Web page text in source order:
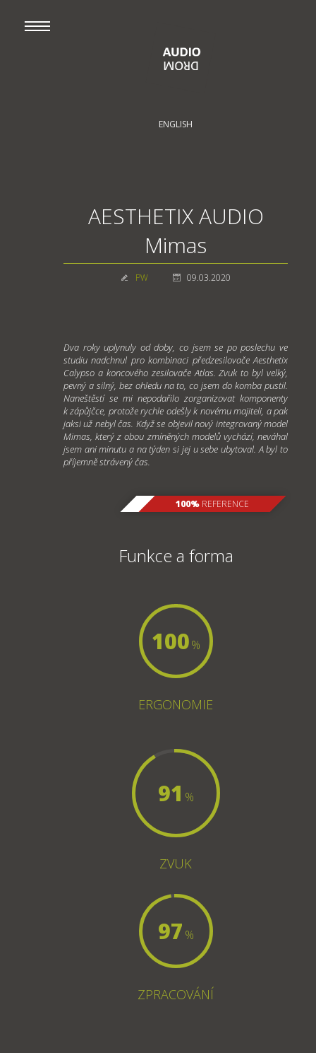
ENGLISH
AESTHETIX AUDIO
Mimas
PW 09.03.2020
Dva roky uplynuly od doby, co jsem se po poslechu ve
studiu nadchnul pro kombinaci předzesilovače Aesthetix
Calypso a koncového zesilovače Atlas. Zvuk to byl velký,
pevný a silný, bez ohledu na to, co jsem do komba pustil.
Naneštěstí se mi nepodařilo zorganizovat komponenty
k zápůjčce, protože rychle odešly k novému majiteli, a pak
jaksi už nebyl čas. Když se objevil nový integrovaný model
Mimas, který z obou zmíněných modelů vychází, neváhal
jsem ani minutu a na týden si jej u sebe ubytoval. A byl to
příjemně strávený čas.
100% REFERENCE
Funkce a forma
100%
ERGONOMIE
91 %
ZVUK
97 %
ZPRACOVÁNÍ